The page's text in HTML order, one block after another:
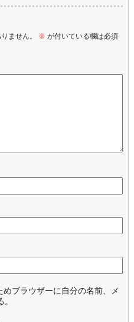
ません。 ※ が付いている欄は必須
ブラウザーに自分の名前、メ